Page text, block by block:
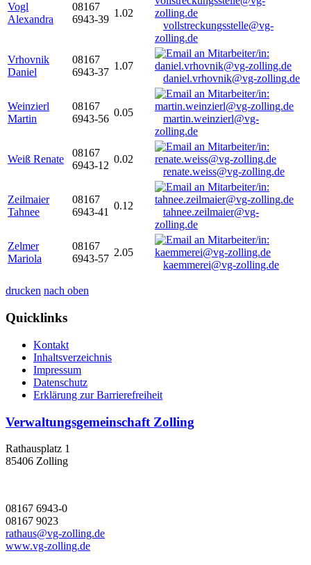
Vogl
Alexandra
08167
6943-39
1.02
vollstreckungsstelle@vg-
zolling.de
Vrhovnik
Daniel
08167
6943-37
1.07
daniel.vrhovnik@vg-zolling.de
Weinzierl
Martin
08167
6943-56
0.05
martin.weinzierl@vg-
zolling.de
Weiß Renate
08167
6943-12
0.02
renate.weiss@vg-zolling.de
Zeilmaier
Tahnee
08167
6943-41
0.12
tahnee.zeilmaier@vg-
zolling.de
Zelmer
Mariola
08167
6943-57
2.05
kaemmerei@vg-zolling.de
drucken nach oben
Quicklinks
Kontakt
Inhaltsverzeichnis
Impressum
Datenschutz
Erklärung zur Barrierefreiheit
Verwaltungsgemeinschaft Zolling
Rathausplatz 1
85406 Zolling
08167 6943-0
08167 9023
rathaus@vg-zolling.de
www.vg-zolling.de